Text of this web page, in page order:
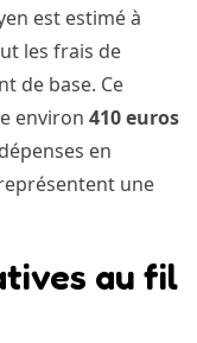
est estimé à
les frais de
de base. Ce
environ 410 euros
en
une
au fil